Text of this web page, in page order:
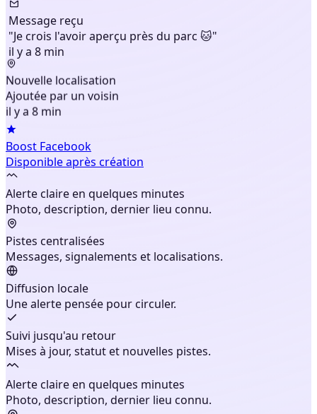
Message reçu
"Je crois l'avoir aperçu près du parc 🐱"
il y a 8 min
Nouvelle localisation
Ajoutée par un voisin
il y a 8 min
Boost Facebook
Disponible après création
Alerte claire en quelques minutes
Photo, description, dernier lieu connu.
Pistes centralisées
Messages, signalements et localisations.
Diffusion locale
Une alerte pensée pour circuler.
Suivi jusqu'au retour
Mises à jour, statut et nouvelles pistes.
Alerte claire en quelques minutes
Photo, description, dernier lieu connu.